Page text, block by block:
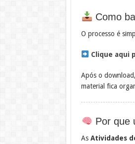
Como
O processo é
Clique aqui
Após o
material fica
Por que
AsAtividades